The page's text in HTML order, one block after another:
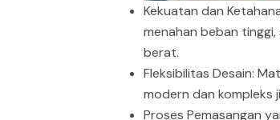
Kekuatan dan
menahan beban
berat.
Fleksibilitas Desain:
modern dan kompleks
Proses Pemasangan